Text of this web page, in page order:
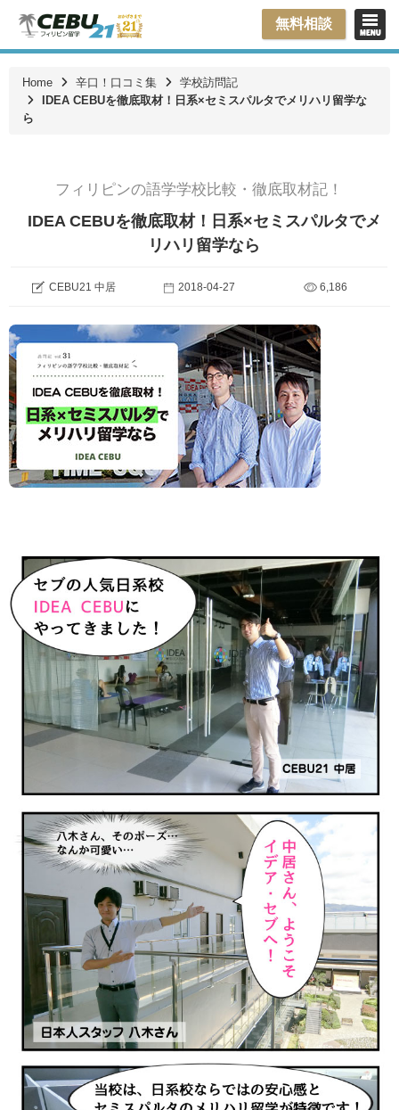
無料相談
Home 辛口！口コミ集
学校訪問記
IDEA CEBUを徹底取材！日系×セミスパルタでメリハリ留学な
ら
フィリピンの語学学校比較・徹底取材記！
IDEA CEBUを徹底取材！日系×セミスパルタでメ
リハリ留学なら
CEBU21 中居 2018-04-27 6,186